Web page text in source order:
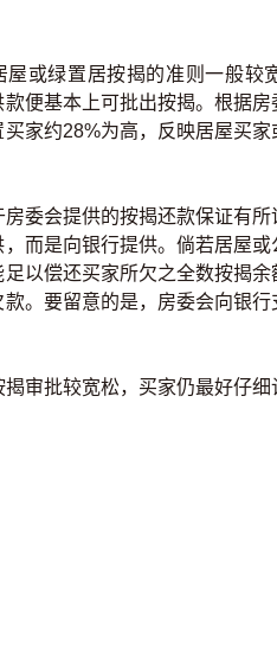
或绿置居按揭的准则一般较
便基本上可批出按揭。根据
家约28%为高，反映居屋买
会提供的按揭还款保证有所
而是向银行提供。倘若居屋
以偿还买家所欠之全数按揭
。要留意的是，房委会向银
批较宽松，买家仍最好仔细